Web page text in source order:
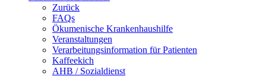
Zurück
FAQs
Ökumenische Krankenhaushilfe
Veranstaltungen
Verarbeitungsinformation für Patienten
Kaffeekich
AHB / Sozialdienst